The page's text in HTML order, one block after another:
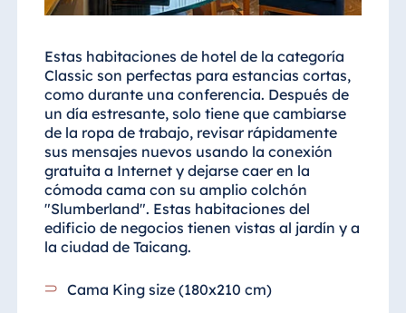
China
Garden
Hotel &
Conference
Center Taicang
Italia
Resort Calabria
Estas habitaciones de hotel de la categoría
Classic son perfectas para estancias cortas,
como durante una conferencia. Después de
un día estresante, solo tiene que cambiarse
de la ropa de trabajo, revisar rápidamente
sus mensajes nuevos usando la conexión
gratuita a Internet y dejarse caer en la
cómoda cama con su amplio colchón
"Slumberland". Estas habitaciones del
edificio de negocios tienen vistas al jardín y a
la ciudad de Taicang.
Cama King size (180x210 cm)